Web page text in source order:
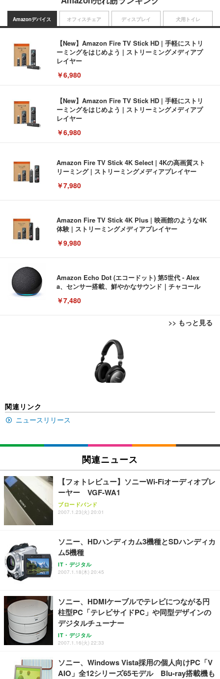
Amazonデバイス
【New】Amazon Fire TV Stick HD | 手軽にストリ
ーミングをはじめよう | ストリーミングメディアプ
レイヤー
￥6,980
【New】Amazon Fire TV Stick HD | 手軽にストリ
ーミングをはじめよう | ストリーミングメディアプ
レイヤー
￥6,980
Amazon Fire TV Stick 4K Select | 4Kの高画質スト
リーミング | ストリーミングメディアプレイヤー
￥7,980
Amazon Fire TV Stick 4K Plus | 映画館のような4K
体験 | ストリーミングメディアプレイヤー
￥9,980
Amazon Echo Dot (エコードット) 第5世代 - Alex
a、センサー搭載、鮮やかなサウンド｜チャコール
￥7,480
>> もっと見る
オフィスチェア
[EdoErgo] オフィスチェア 椅子 テレワーク 疲れな
い 跳ね上げ式アームレスト コンパクト 約105度ロッ
キング pc 事務椅子 360度回転 座面昇降 強化ナイロ
ン樹脂ベース 通気性メッシュ 在宅ワーク H-WY01
(黒網+黒枠+黒足)
ュチェア 人間工学 疲れない ブラック
Sezlife オフィスチェア デスクチェア 疲れない テレ
ワーク チェア 強化バックレスト 30度ロッキング機
レスト 3Dヘッドレスト ハンガー付き 高反発クッシ
ョン PCチェア 通気性メッシュ ゲーミング/勉強/事
務用 おしゃれ パソコンチェア (ブラック)
￥7,680
Sezlife オフィスチェア デスクチェア 疲れない テレ
レスト 3Dヘッドレスト ハンガー付き 高反発クッシ
ョン PCチェア 通気性メッシュ ゲーミング/勉強/事
務用 おしゃれ パソコンチェア (ホワイト)
￥7,680
ANDWINT オフィスチェア デスクチェア 肘なし メ
ト 幅52×奥行58.5×高さ84～96cm テレワーク 在宅
勤務 ブラック
￥4,139
ディスプレイ
EIZO ビジネス向けプレミアムモニター | FlexScan
EV3240X-WT | 31.5型4K UHD・USB Type-C・ホワ
イト
【純正品】27"ゲーミングモニター DualSense 充電
フック付き（CFI-ZDM1J）
￥49,979
【整備済み品】Dell E2724HS 27インチ 液晶モニタ
応 ComfortView ビジネス向け
￥15,800
【MiniLED/24.5inch/280Hz/FHD】GRAPHT THE S
像低減 (3年保証 | 輝点保証 | 日本メーカー)
￥34,980
犬用トイレ
Amazonベーシック ペットシーツ 薄型 レギュラー 1
回使い捨て 無香料 ホワイト 300枚
x2袋(84枚) ホワイト(吸収面:ライトブルー)
ネオ・ルーライフ ネオ・オムツ L 中型犬用 26枚入
り 単品
￥1,800
Smart Basic(スマートベーシック) 【Amazon.co.jp
￥3,670
アイリスオーヤマ ペットシーツ 超厚型 お徳用 レギ
￥3,731
関連リンク
ニュースリリース
関連ニュース
【フォトレビュー】ソニーWi-Fiオーディオプレ
ーヤー VGF-WA1
ブロードバンド
2007.1.23(火) 20:01
ソニー、HDハンディカム3機種とSDハンディカ
ム5機種
IT・デジタル
2007.1.18(木) 20:45
ソニー、HDMIケーブルでテレビにつながる円
柱型PC「テレビサイドPC」や同型デザインの
デジタルチューナー
IT・デジタル
2007.1.16(火) 22:33
ソニー、Windows Vista採用の個人向けPC「V
AIO」全12シリーズ65モデル Blu-ray搭載機も